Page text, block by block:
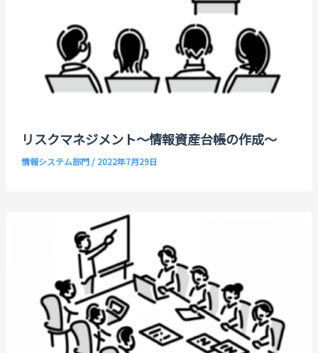
リスクマネジメント～情報資産台帳の作成～
情報システム部門/ 2022年7月29日